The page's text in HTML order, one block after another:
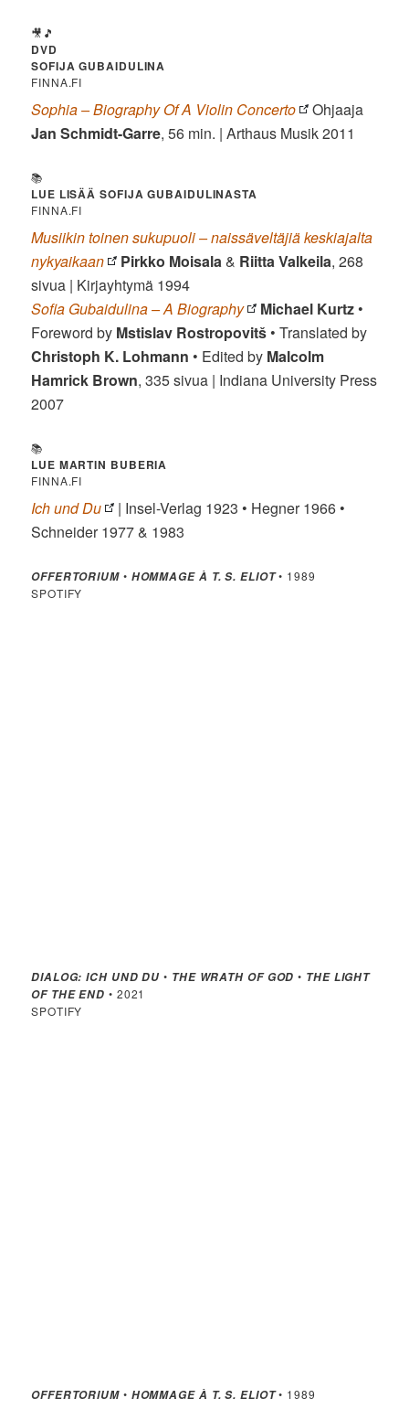
🎥🎵
DVD
SOFIJA GUBAIDULINA
FINNA.FI
Sophia – Biography Of A Violin Concerto
Ohjaaja
Jan Schmidt-Garre, 56 min. | Arthaus Musik 2011
📚
LUE LISÄÄ SOFIJA GUBAIDULINASTA
FINNA.FI
Musiikin toinen sukupuoli – naissäveltäjiä keskiajalta
nykyaikaan
Pirkko Moisala& Riitta Valkeila, 268
sivua | Kirjayhtymä 1994
Sofia Gubaidulina – A Biography
Michael Kurtz •
Foreword by Mstislav Rostropovitš • Translated by
Christoph K. Lohmann • Edited by Malcolm
Hamrick Brown, 335 sivua | Indiana University Press
2007
📚
LUE MARTIN BUBERIA
FINNA.FI
Ich und Du
| Insel-Verlag 1923 • Hegner 1966 •
Schneider 1977 & 1983
OFFERTORIUM• HOMMAGE À T. S. ELIOT• 1989
SPOTIFY
DIALOG: ICH UND DU • THE WRATH OF GOD • THE LIGHT
OF THE END • 2021
SPOTIFY
OFFERTORIUM• HOMMAGE À T. S. ELIOT• 1989